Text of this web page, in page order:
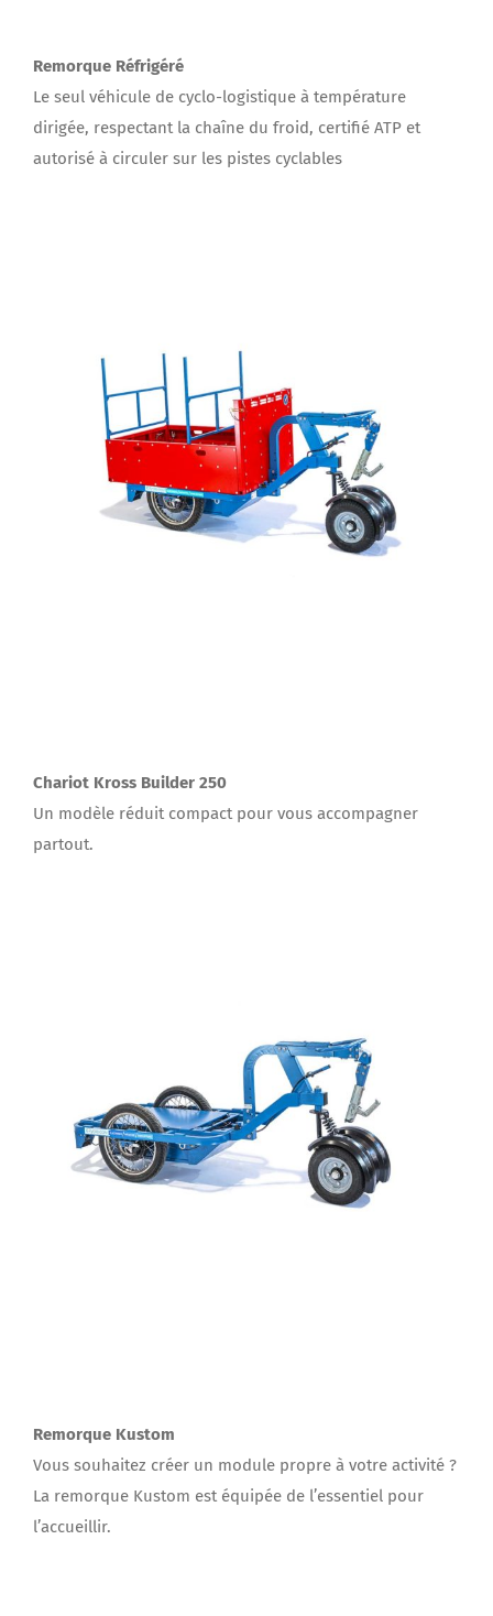
Le seul véhicule de cyclo-logistique à température
dirigée, respectant la chaîne du froid, certifié ATP et
autorisé à circuler sur les pistes cyclables
Un modèle réduit compact pour vous accompagner
partout.
Vous souhaitez créer un module propre à votre activité ?
La remorque Kustom est équipée de l’essentiel pour
l’accueillir.